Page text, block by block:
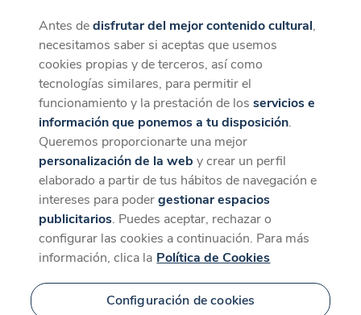
CaixaForum+
La mejor experiencia desde la App
Descargar
Antes dedisfrutar del mejor contenido cultural,
necesitamos saber si aceptas que usemos
cookies propias y de terceros, así como
tecnologías similares, para permitir el
funcionamiento y la prestación de losservicios e
información que ponemos a tu disposición.
Queremos proporcionarte una mejor
personalización de la web y crear un perfil
elaborado a partir de tus hábitos de navegación e
intereses para podergestionar espacios
publicitarios. Puedes aceptar, rechazar o
configurar las cookies a continuación. Para más
información, clica la Política de Cookies
Configuración de cookies